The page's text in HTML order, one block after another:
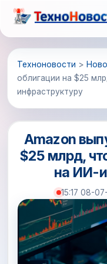
Перейти
содержимому
Техноновости >
облигации на $25
инфраструктуру
Amazon
$25 млрд,
на ИИ-
15:17 08-